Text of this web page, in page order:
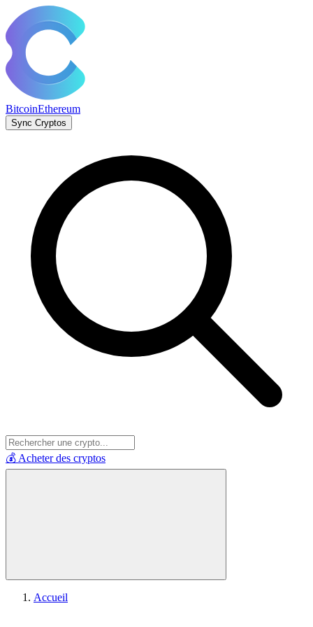
BitcoinEthereum
Sync Cryptos
💰 Acheter des cryptos
Accueil